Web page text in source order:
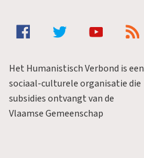
Het Humanistisch Verbond is een
sociaal-culturele organisatie die
subsidies ontvangt van de
Vlaamse Gemeenschap